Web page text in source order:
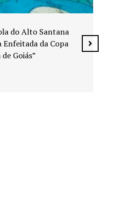
leva pinturas a
Canedo